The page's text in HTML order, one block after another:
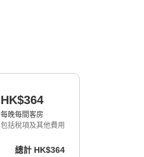
HK$364
每晚每間客房
包括稅項及其他費用
總計 HK$364